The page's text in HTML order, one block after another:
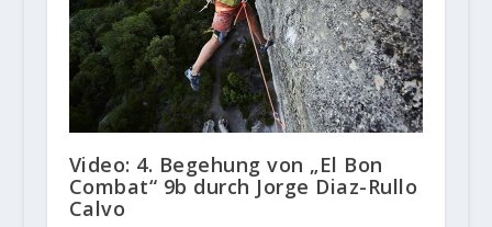
Video: 4. Begehung von „El Bon
Combat“ 9b durch Jorge Diaz-Rullo
Calvo